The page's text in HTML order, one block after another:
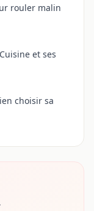
rouler malin
et ses
choisir sa